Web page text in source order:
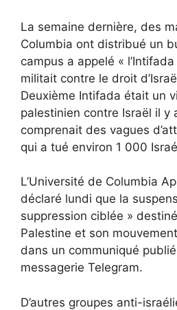
La semaine dernière, des
Columbia ont distribué un
campus a appelé «
militait contre le droit
Deuxième Intifada était un
palestinien contre Israël il y
comprenait des vagues
qui a tué environ 1 000
L’Université de Columbia
déclaré lundi que la
suppression ciblée »
Palestine et son
dans un communiqué
messagerie Telegram.
D’autres groupes anti-